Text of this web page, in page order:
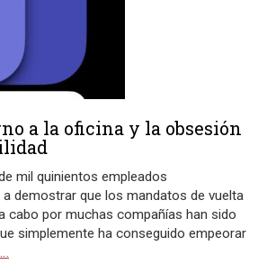
a la oficina y la obsesión
mil quinientos empleados
demostrar que los mandatos de vuelta
cabo por muchas compañías han sido
simplemente ha conseguido empeorar
…